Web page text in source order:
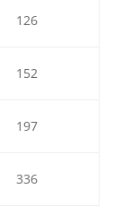
126
152
197
336